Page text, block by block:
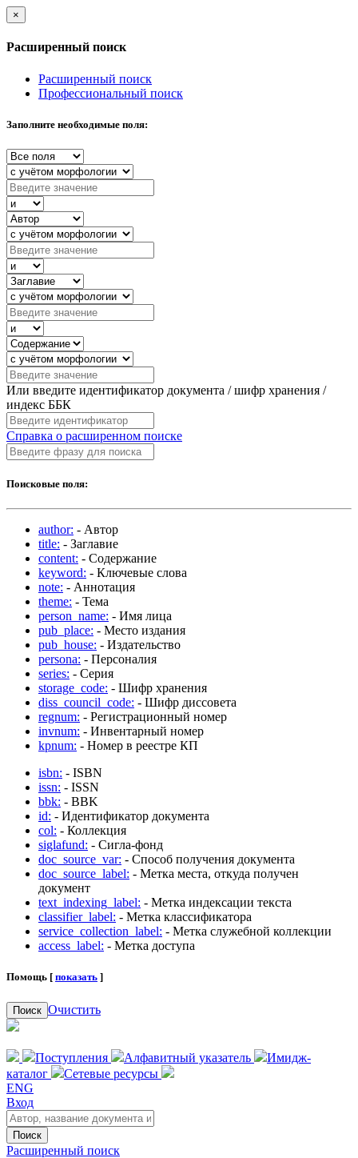
×
Расширенный поиск
Расширенный поиск
Профессиональный поиск
Заполните необходимые поля:
Или введите идентификатор документа / шифр хранения /
индекс ББК
Справка о расширенном поиске
Поисковые поля:
author: - Автор
title: - Заглавие
content: - Содержание
keyword: - Ключевые слова
note: - Аннотация
theme: - Тема
person_name: - Имя лица
pub_place: - Место издания
pub_house: - Издательство
persona: - Персоналия
series: - Серия
storage_code: - Шифр хранения
diss_council_code: - Шифр диссовета
regnum: - Регистрационный номер
invnum: - Инвентарный номер
kpnum: - Номер в реестре КП
isbn: - ISBN
issn: - ISSN
bbk: - BBK
id: - Идентификатор документа
col: - Коллекция
siglafund: - Сигла-фонд
doc_source_var: - Способ получения документа
doc_source_label: - Метка места, откуда получен
документ
text_indexing_label: - Метка индексации текста
classifier_label: - Метка классификатора
service_collection_label: - Метка служебной коллекции
access_label: - Метка доступа
Помощь [ показать ]
Поиск Очистить
Поступления Алфавитный указатель
Имидж-
каталог
Сетевые ресурсы
ENG
Вход
Поиск
Расширенный поиск